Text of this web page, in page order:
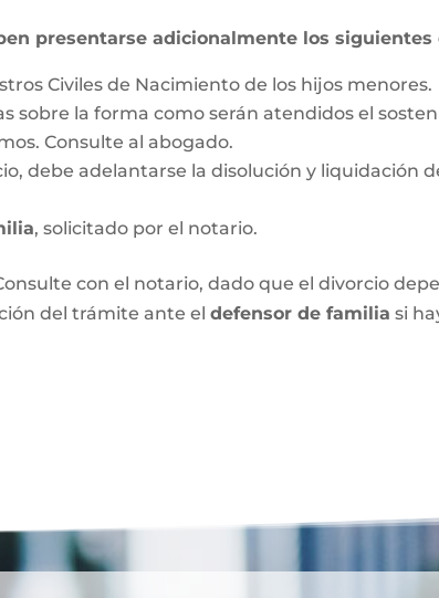
presentarse adicionalmente los siguientes
Civiles de Nacimiento de los hijos menores.
sobre la forma como serán atendidos el
Consulte al abogado.
debe adelantarse la disolución y liquidación
, solicitado por el notario.
con el notario, dado que el divorcio
del trámite ante eldefensor de familia si